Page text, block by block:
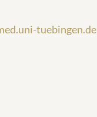
tuebingen.de